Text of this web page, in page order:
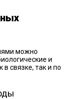
можно
и
в связке, так и по